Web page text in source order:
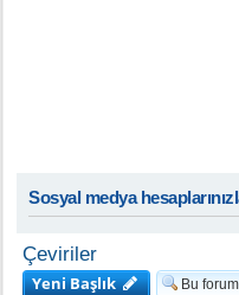
Sosyal medya
Çeviriler
Yeni Başlık